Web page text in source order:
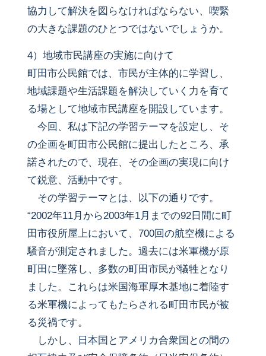
協力して解決を図らなければならない、喫緊
の大きな課題のひとつではないでしょうか。
4）地域市民講座の実施に向けて
町田市公民館では、市民が主体的に学習し、
地域課題や生活課題を解決していく力を育て
る場として地域市民講座を開設しています。
今回、私は下記の学習テーマを設定し、そ
の企画を町田市公民館に提出したところ、承
諾されたので、現在、その企画の実現に向け
て鋭意、活動中です。
その学習テーマとは、以下の通りです。
“2002年11月から2003年1月までの92日間に町
田市役所屋上において、700回の航空機による
騒音が測定されました。過去には米軍機が原
町田に墜落し、多数の町田市民が犠牲となり
ました。これらは米国海軍厚木基地に着陸す
る米軍機によってもたらされる町田市民が被
る災禍です。
しかし、日本国とアメリカ合衆国との間の